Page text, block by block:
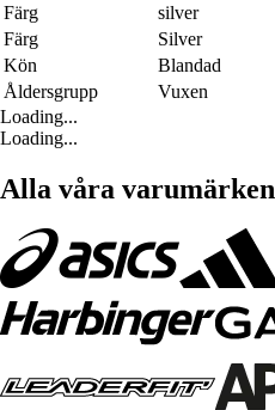
Färg
silver
Färg
Silver
Kön
Blandad
Åldersgrupp
Vuxen
Loading...
Loading...
Alla våra varumärken